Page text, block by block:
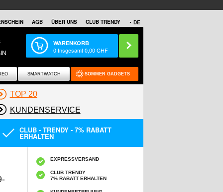
DE
AGB ÜBER UNS CLUB TRENDY
WARENKORB
0 Insgesamt0,00CHF
SMARTWATCH SOMMER GADGETS
TOP 20
KUNDENSERVICE
CLUB - TRENDY - 7% RABATT
ERHALTEN
EXPRESSVERSAND
CLUB TRENDY
7% RABATT ERHALTEN